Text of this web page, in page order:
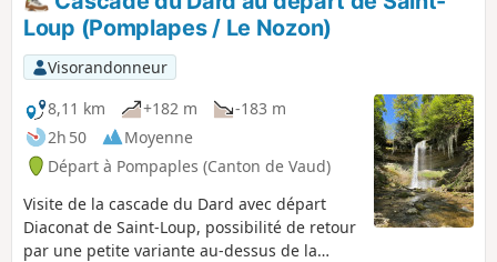
piéton de Sarraz à Pompaples.
Loup (Pomplapes / Le Nozon)
Visorandonneur
8,11 km
+182 m
-183 m
2h 50
Moyenne
Départ à Pompaples (Canton de Vaud)
Visite de la cascade du Dard avec départ
Diaconat de Saint-Loup, possibilité de retour
par une petite variante au-dessus de la